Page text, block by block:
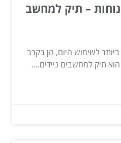
– תיק למחשב
לשימוש היום, הן בקרב
תיק למחשבים ניידים....